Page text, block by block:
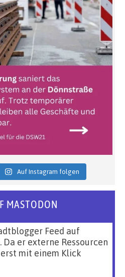
Auf Instagram folgen
MASTODON
Feed auf
er externe Ressourcen
mit einem Klick